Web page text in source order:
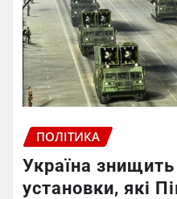
ПОЛІТИКА
Україна знищить
установки, які